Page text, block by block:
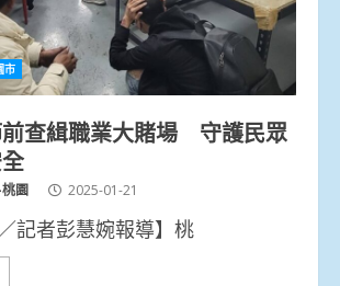
市
查緝職業大賭場 守護民眾
園 2025-01-21
記者彭慧婉報導】桃